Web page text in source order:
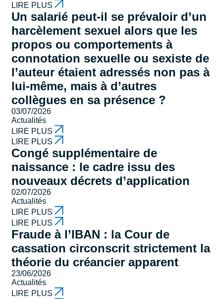
LIRE PLUS
Un salarié peut-il se prévaloir d’un
harcèlement sexuel alors que les
propos ou comportements à
connotation sexuelle ou sexiste de
l’auteur étaient adressés non pas à
lui-même, mais à d’autres
collègues en sa présence ?
03/07/2026
Actualités
LIRE PLUS
LIRE PLUS
Congé supplémentaire de
naissance : le cadre issu des
nouveaux décrets d’application
02/07/2026
Actualités
LIRE PLUS
LIRE PLUS
Fraude à l’IBAN : la Cour de
cassation circonscrit strictement la
théorie du créancier apparent
23/06/2026
Actualités
LIRE PLUS